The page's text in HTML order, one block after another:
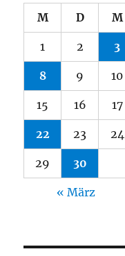
M D M
1 2 3
8 9 10
15 16 17
22 23 24
29 30
« März